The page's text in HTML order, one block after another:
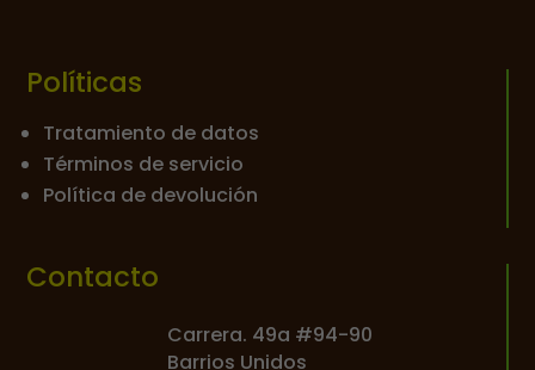
Políticas
Tratamiento de datos
Términos de servicio
Política de devolución
Contacto
Carrera. 49a #94-90
Barrios Unidos